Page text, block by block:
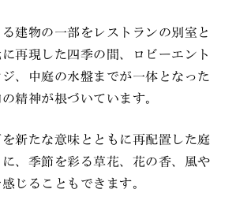
建物の一部をレストランの別室と
再現した四季の間、ロビーエント
、中庭の水盤までが一体となった
精神が根づいています。
新たな意味とともに再配置した庭
、季節を彩る草花、花の香、風や
じることもできます。